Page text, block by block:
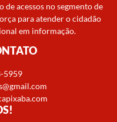
acessos no segmento de
para atender o cidadão
em informação.
5959